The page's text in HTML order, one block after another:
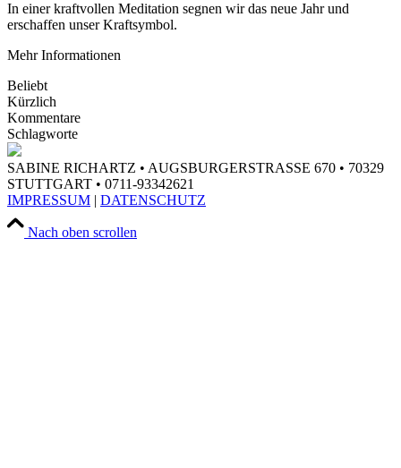
In einer kraftvollen Meditation segnen wir das neue Jahr und
erschaffen unser Kraftsymbol.
Mehr Informationen
Beliebt
Kürzlich
Kommentare
Schlagworte
SABINE RICHARTZ • AUGSBURGERSTRASSE 670 • 70329
STUTTGART • 0711-93342621
IMPRESSUM | DATENSCHUTZ
Nach oben scrollen